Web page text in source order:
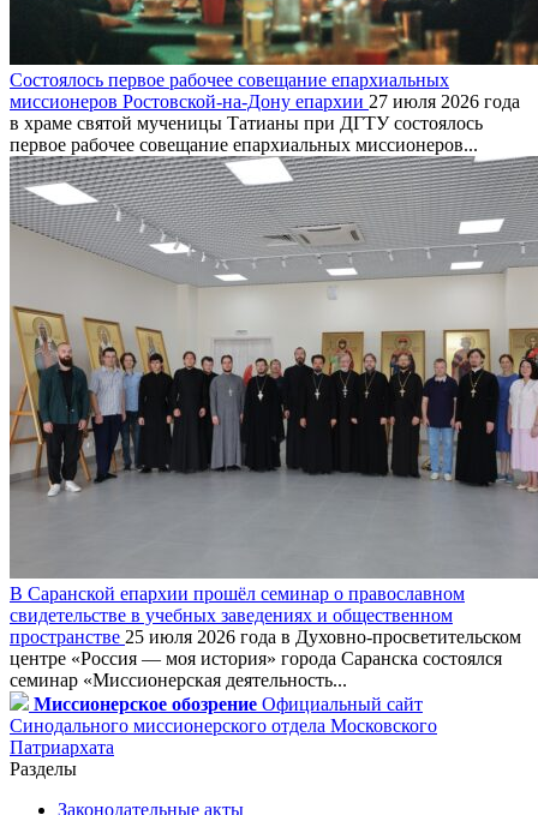
Состоялось первое рабочее совещание епархиальных
миссионеров Ростовской-на-Дону епархии 27 июля 2026 года
в храме святой мученицы Татианы при ДГТУ состоялось
первое рабочее совещание епархиальных миссионеров...
В Саранской епархии прошёл семинар о православном
свидетельстве в учебных заведениях и общественном
пространстве 25 июля 2026 года в Духовно-просветительском
центре «Россия — моя история» города Саранска состоялся
семинар «Миссионерская деятельность...
Миссионерское обозрение Официальный сайт
Синодального миссионерского отдела Московского
Патриархата
Разделы
Законодательные акты